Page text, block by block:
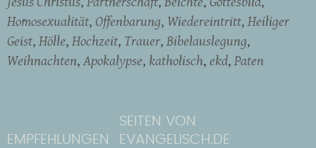
Homosexualität Offenbarung Wiedereintritt Heiliger
Geist Hölle Hochzeit Trauer Bibelauslegung
Weihnachten Apokalypse katholisch ekd Paten
EMPFEHLUNGEN
SEITEN VON
EVANGELISCH.DE